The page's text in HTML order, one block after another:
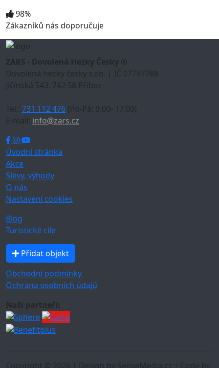
98%
Zákazníků nás doporučuje
ZARS - Dovolená Hezky Česky ®
Dovolená hezky česky s.r.o. | IČ 07797788
Jičínská 543, 742 58 Příbor
Tel.: 731 112 476 (Po-Pá: 9:00- 17:00)
E-mail: info@zars.cz
Úvodní stránka
Akce
Slevy, výhody
O nás
Nastavení cookies
Blog
Turistické cíle
Přidat objekt
Obchodní podmínky
Ochrana osobních údajů
Naši partneři:
Copyright © 2026 | Design by SenseMedia.cz | Code by